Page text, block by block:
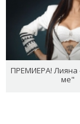
ПРЕМИЕРА! Лияна
ме"